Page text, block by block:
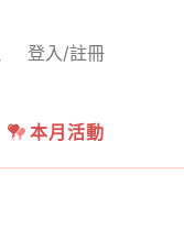
登入/註冊
本月活動